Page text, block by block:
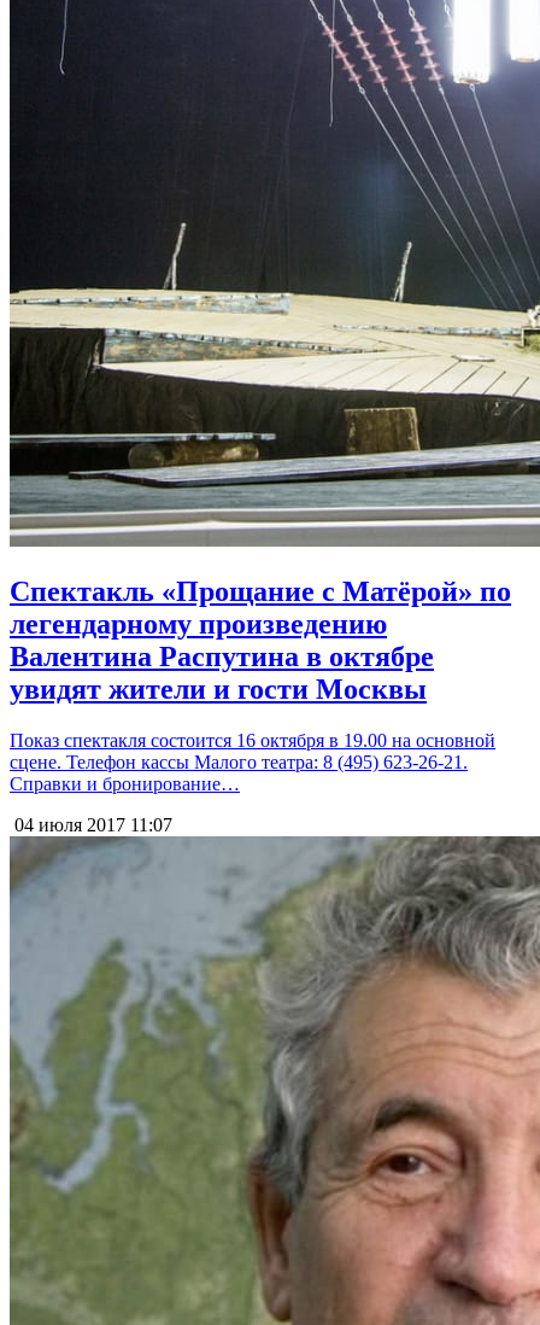
Спектакль «Прощание с Матёрой» по
легендарному произведению
Валентина Распутина в октябре
увидят жители и гости Москвы
Показ спектакля состоится 16 октября в 19.00 на основной
сцене. Телефон кассы Малого театра: 8 (495) 623-26-21.
Справки и бронирование…
04 июля 2017 11:07